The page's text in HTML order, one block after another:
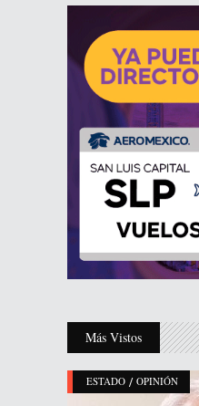
Más Vistos
ESTADO / OPINIÓN